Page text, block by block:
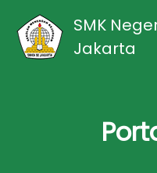
SMK
Jakarta